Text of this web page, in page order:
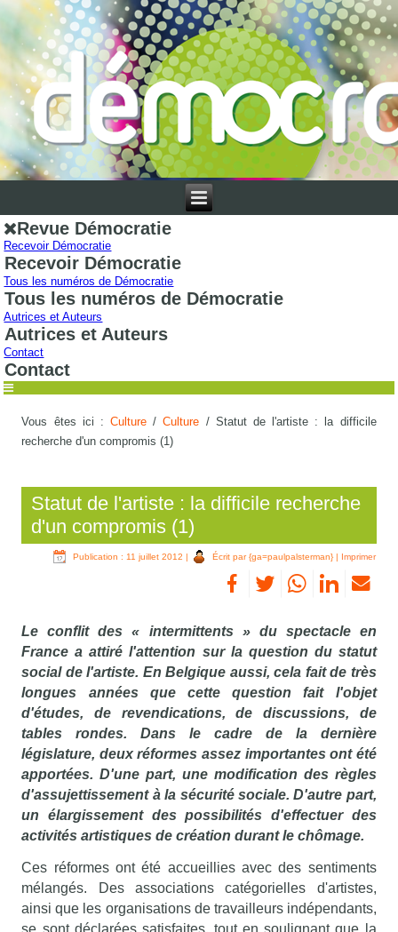
Revue Démocratie
Recevoir Démocratie
Recevoir Démocratie
Tous les numéros de Démocratie
Tous les numéros de Démocratie
Autrices et Auteurs
Autrices et Auteurs
Contact
Contact
Vous êtes ici :Culture /Culture / Statut de l'artiste : la difficile
recherche d'un compromis (1)
Statut de l'artiste : la difficile recherche
d'un compromis (1)
Publication : 11 juillet 2012 | Écrit par {ga=paulpalsterman}| Imprimer
Le conflit des « intermittents » du spectacle en
France a attiré l'attention sur la question du statut
social de l'artiste. En Belgique aussi, cela fait de très
longues années que cette question fait l'objet
d'études, de revendications, de discussions, de
tables rondes. Dans le cadre de la dernière
législature, deux réformes assez importantes ont été
apportées. D'une part, une modification des règles
d'assujettissement à la sécurité sociale. D'autre part,
un élargissement des possibilités d'effectuer des
activités artistiques de création durant le chômage.
Ces réformes ont été accueillies avec des sentiments
mélangés. Des associations catégorielles d'artistes,
ainsi que les organisations de travailleurs indépendants,